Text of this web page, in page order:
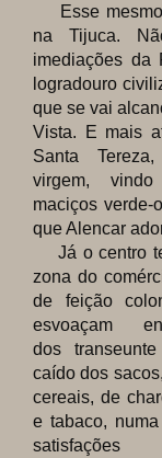
Esse mesmo
na Tijuca.
imediações da
logradouro
que se vai
Vista. E mais
Santa
virgem,
maciços verde-
que Alencar
Já o centro
zona do
de feição
esvoaçam
dos
caído dos
cereais, de
e tabaco,
satisfações